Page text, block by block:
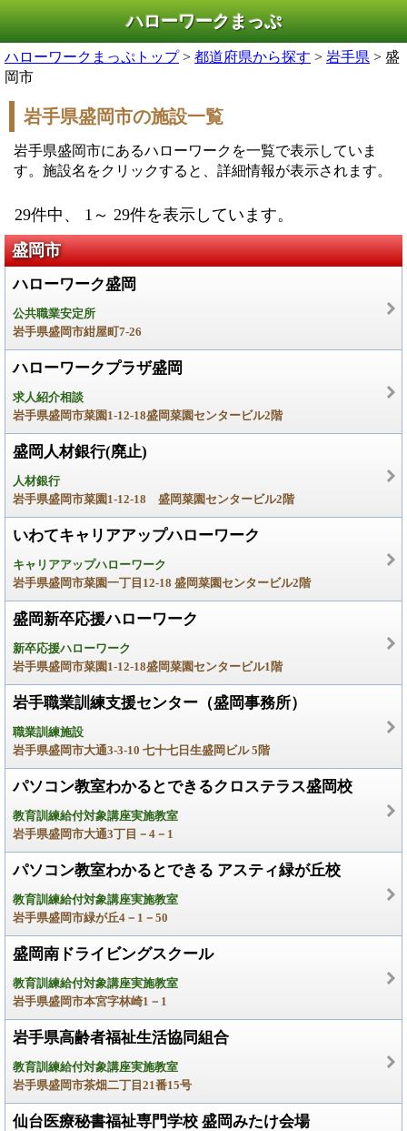
ハローワークまっぷ
ハローワークまっぷトップ> 都道府県から探す > 岩手県 > 盛
岡市
岩手県盛岡市の施設一覧
岩手県盛岡市にあるハローワークを一覧で表示していま
す。施設名をクリックすると、詳細情報が表示されます。
29件中、 1～ 29件を表示しています。
盛岡市
ハローワーク盛岡
公共職業安定所
岩手県盛岡市紺屋町7-26
ハローワークプラザ盛岡
求人紹介相談
岩手県盛岡市菜園1-12-18盛岡菜園センタービル2階
盛岡人材銀行(廃止)
人材銀行
岩手県盛岡市菜園1-12-18 盛岡菜園センタービル2階
いわてキャリアアップハローワーク
キャリアアップハローワーク
岩手県盛岡市菜園一丁目12-18 盛岡菜園センタービル2階
盛岡新卒応援ハローワーク
新卒応援ハローワーク
岩手県盛岡市菜園1-12-18盛岡菜園センタービル1階
岩手職業訓練支援センター（盛岡事務所）
職業訓練施設
岩手県盛岡市大通3-3-10 七十七日生盛岡ビル 5階
パソコン教室わかるとできるクロステラス盛岡校
教育訓練給付対象講座実施教室
岩手県盛岡市大通3丁目－4－1
パソコン教室わかるとできる アスティ緑が丘校
教育訓練給付対象講座実施教室
岩手県盛岡市緑が丘4－1－50
盛岡南ドライビングスクール
教育訓練給付対象講座実施教室
岩手県盛岡市本宮字林崎1－1
岩手県高齢者福祉生活協同組合
教育訓練給付対象講座実施教室
岩手県盛岡市茶畑二丁目21番15号
仙台医療秘書福祉専門学校 盛岡みたけ会場